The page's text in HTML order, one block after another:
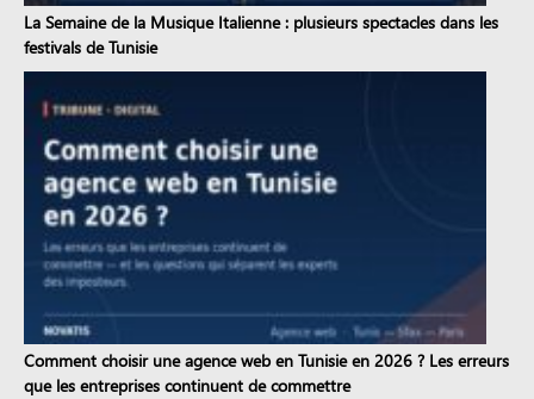
La Semaine de la Musique Italienne : plusieurs spectacles dans les
festivals de Tunisie
Comment choisir une agence web en Tunisie en 2026 ? Les erreurs
que les entreprises continuent de commettre